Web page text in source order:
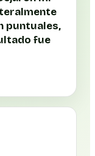
puntuales,
fue